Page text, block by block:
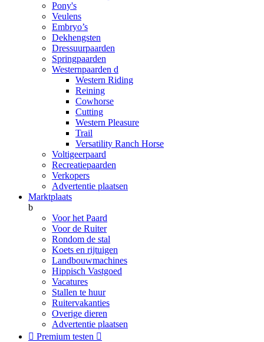
Pony's
Veulens
Embryo’s
Dekhengsten
Dressuurpaarden
Springpaarden
Westernpaarden d
Western Riding
Reining
Cowhorse
Cutting
Western Pleasure
Trail
Versatility Ranch Horse
Voltigeerpaard
Recreatiepaarden
Verkopers
Advertentie plaatsen
Marktplaats
b
Voor het Paard
Voor de Ruiter
Rondom de stal
Koets en rijtuigen
Landbouwmachines
Hippisch Vastgoed
Vacatures
Stallen te huur
Ruitervakanties
Overige dieren
Advertentie plaatsen
 Premium testen 